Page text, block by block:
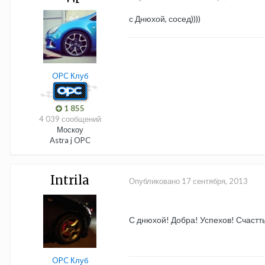
OPC Клуб
1 855
4 039 сообщений
Москоу
Astra j OPC
с Днюхой, сосед))))
Intrila
OPC Клуб
Опубликовано 17 сентября, 2013
С днюхой! Добра! Успехов!